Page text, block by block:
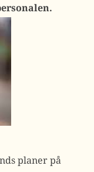
planer på